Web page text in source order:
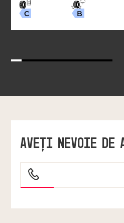
C B
AVEŢI NEVOIE DE